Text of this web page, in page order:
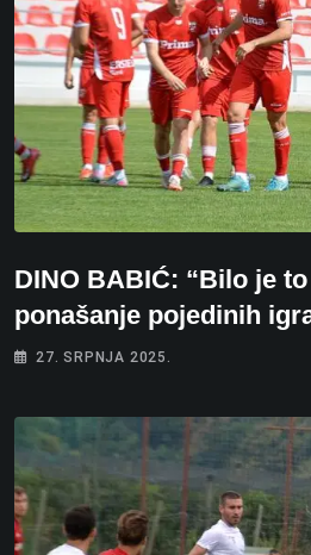
DINO BABIĆ: “Bilo je
ponašanje pojedinih
27. SRPNJA 2025.